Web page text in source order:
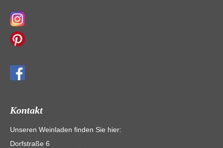
Kontakt
Unseren Weinladen finden Sie hier:
Dorfstraße 6